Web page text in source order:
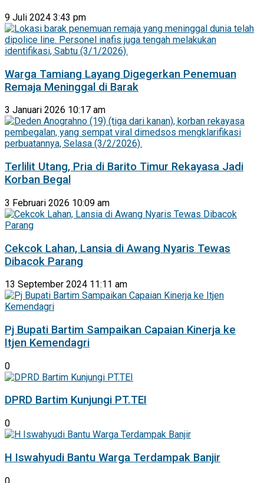
9 Juli 2024 3:43 pm
Warga Tamiang Layang Digegerkan Penemuan
Remaja Meninggal di Barak
3 Januari 2026 10:17 am
Terlilit Utang, Pria di Barito Timur Rekayasa Jadi
Korban Begal
3 Februari 2026 10:09 am
Cekcok Lahan, Lansia di Awang Nyaris Tewas
Dibacok Parang
13 September 2024 11:11 am
Pj Bupati Bartim Sampaikan Capaian Kinerja ke
Itjen Kemendagri
0
DPRD Bartim Kunjungi PT.TEI
0
H Iswahyudi Bantu Warga Terdampak Banjir
0